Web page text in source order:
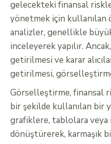
gelecekteki finansal
yönetmek için kullanılan
analizler, genellikle
inceleyerek yapılır.
getirilmesi ve karar
getirilmesi,
Görselleştirme, finansal
bir şekilde kullanılan bir
grafiklere, tablolara
dönüştürerek, karmaşık